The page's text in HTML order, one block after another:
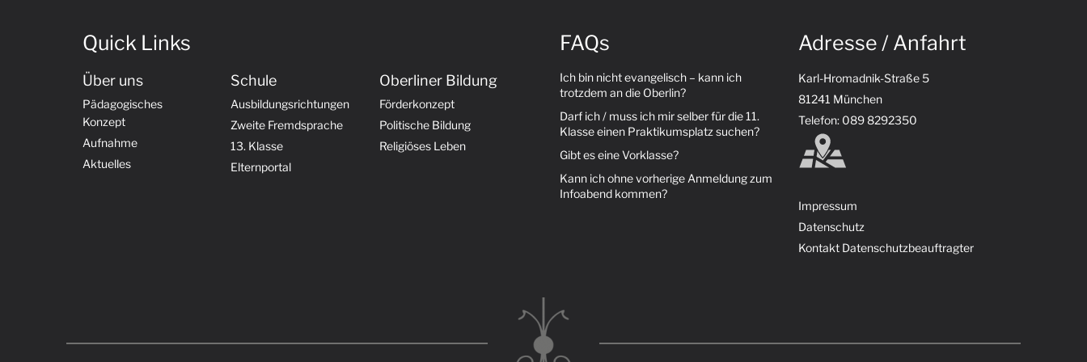
Quick Links
Über uns
Pädagogisches
Konzept
Aufnahme
Aktuelles
Schule
Ausbildungsrichtungen
Zweite Fremdsprache
13. Klasse
Elternportal
Oberliner Bildung
Förderkonzept
Politische Bildung
Religiöses Leben
FAQs
Ich bin nicht evangelisch – kann ich
trotzdem an die Oberlin?
Darf ich / muss ich mir selber für die 11.
Klasse einen Praktikumsplatz suchen?
Gibt es eine Vorklasse?
Kann ich ohne vorherige Anmeldung zum
Infoabend kommen?
Adresse / Anfahrt
Karl-Hromadnik-Straße 5
81241 München
Telefon: 089 8292350
Impressum
Datenschutz
Kontakt Datenschutzbeauftragter